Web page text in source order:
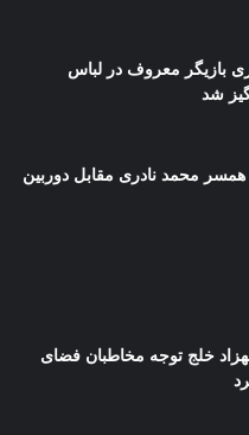
بازیگر معروف در لباس
شد
همسر محمد نادری مقابل دوربین
خلج توجه مخاطبان فضای